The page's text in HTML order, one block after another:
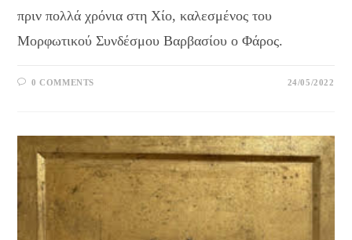
πριν πολλά χρόνια στη Χίο, καλεσμένος του
Μορφωτικού Συνδέσμου Βαρβασίου ο Φάρος.
0 COMMENTS 24/05/2022